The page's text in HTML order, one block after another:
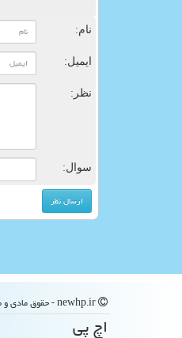
نام:
ایمیل:
نظر:
سوال:
اچ پی